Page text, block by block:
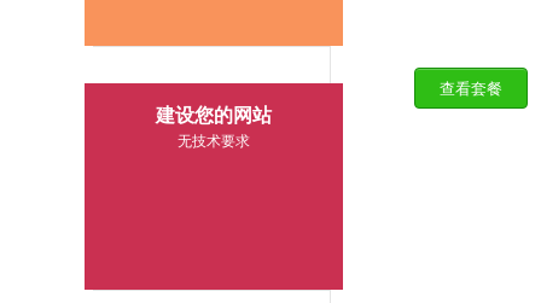
$30.00
查看套餐
建设您的网站
无技术要求